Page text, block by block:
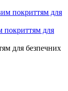
покриттям для
для безпечних